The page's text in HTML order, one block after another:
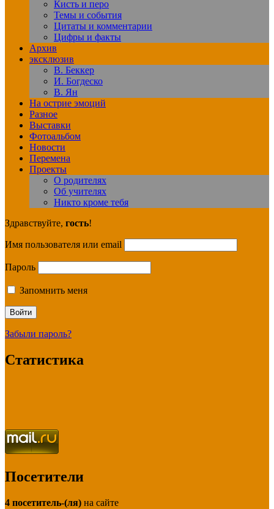
Кисть и перо
Темы и события
Цитаты и комментарии
Цифры и факты
Архив
эксклюзив
В. Беккер
И. Богдеско
В. Ян
На острие эмоций
Разное
Выставки
Фотоальбом
Новости
Перемена
Проекты
О родителях
Об учителях
Никто кроме тебя
Здравствуйте, гость!
Имя пользователя или email
Пароль
Запомнить меня
Забыли пароль?
Статистика
Посетители
4 посетитель-(ля) на сайте